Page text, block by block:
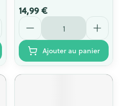
14,99 €
Quantité
Ajouter au panier